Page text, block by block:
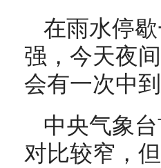
在雨水停
强，今天夜
会有一次中
中央气象
对比较窄，